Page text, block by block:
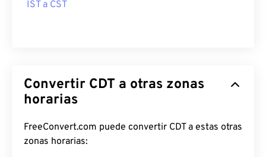
IST a CST
Convertir CDT a otras zonas
horarias
FreeConvert.com puede convertir CDT a estas otras
zonas horarias: